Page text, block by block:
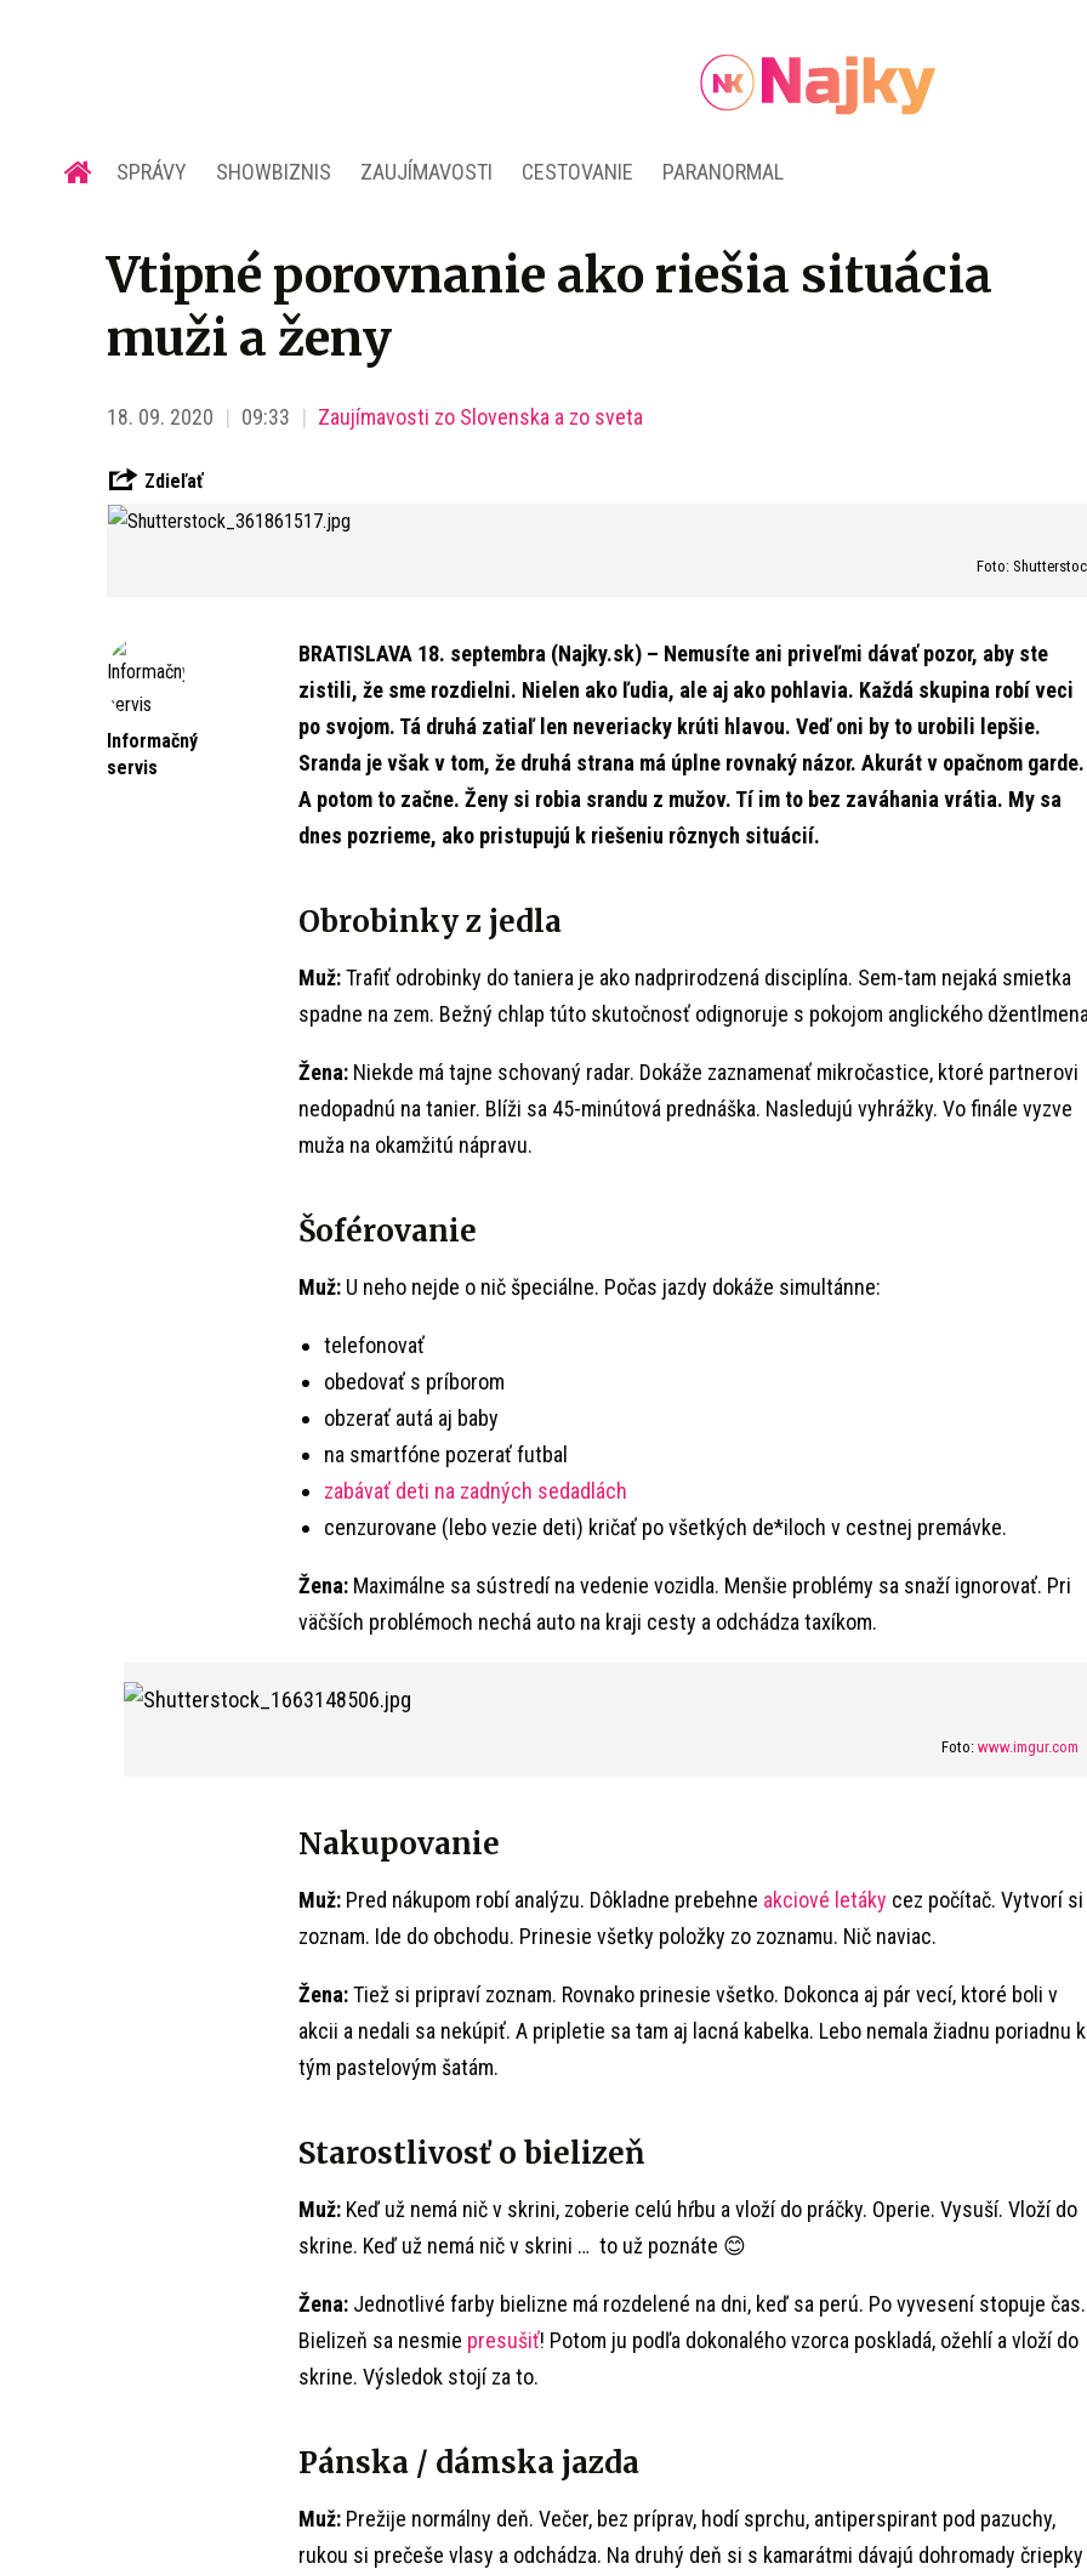
SPRÁVY SHOWBIZNIS ZAUJÍMAVOSTI CESTOVANIE PARANORMAL
Vtipné porovnanie ako riešia situácia
muži a ženy
18. 09. 2020 09:33 Zaujímavosti zo Slovenska a zo sveta
Zdieľať
Foto:
Informačný
servis
BRATISLAVA 18. septembra (Najky.sk) – Nemusíte ani priveľmi dávať pozor, aby ste
zistili, že sme rozdielni. Nielen ako ľudia, ale aj ako pohlavia. Každá skupina robí veci
po svojom. Tá druhá zatiaľ len neveriacky krúti hlavou. Veď oni by to urobili lepšie.
Sranda je však v tom, že druhá strana má úplne rovnaký názor. Akurát v opačnom garde.
A potom to začne. Ženy si robia srandu z mužov. Tí im to bez zaváhania vrátia. My sa
dnes pozrieme, ako pristupujú k riešeniu rôznych situácií.
Obrobinky z jedla
Muž:Trafiť odrobinky do taniera je ako nadprirodzená disciplína. Sem-tam nejaká smietka
spadne na zem. Bežný chlap túto skutočnosť odignoruje s pokojom anglického
Žena: Niekde má tajne schovaný radar. Dokáže zaznamenať mikročastice, ktoré partnerovi
nedopadnú na tanier. Blíži sa 45-minútová prednáška. Nasledujú vyhrážky. Vo finále vyzve
muža na okamžitú nápravu.
Šoférovanie
Muž: U neho nejde o nič špeciálne. Počas jazdy dokáže simultánne:
telefonovať
obedovať s príborom
obzerať autá aj baby
na smartfóne pozerať futbal
zabávať deti na zadných sedadlách
cenzurovane (lebo vezie deti) kričať po všetkých de*iloch v cestnej premávke.
Žena: Maximálne sa sústredí na vedenie vozidla. Menšie problémy sa snaží ignorovať. Pri
väčších problémoch nechá auto na kraji cesty a odchádza taxíkom.
Foto: www.imgur.com
Nakupovanie
Muž: Pred nákupom robí analýzu. Dôkladne prebehne akciové letáky cez počítač. Vytvorí si
zoznam. Ide do obchodu. Prinesie všetky položky zo zoznamu. Nič naviac.
Žena:Tiež si pripraví zoznam. Rovnako prinesie všetko. Dokonca aj pár vecí, ktoré boli v
akcii a nedali sa nekúpiť. A pripletie sa tam aj lacná kabelka. Lebo nemala žiadnu poriadnu k
tým pastelovým šatám.
Starostlivosť o bielizeň
Muž: Keď už nemá nič v skrini, zoberie celú hŕbu a vloží do práčky. Operie. Vysuší. Vloží do
skrine. Keď už nemá nič v skrini … to už poznáte 😊
Žena: Jednotlivé farby bielizne má rozdelené na dni, keď sa perú. Po vyvesení stopuje čas.
Bielizeň sa nesmie presušiť! Potom ju podľa dokonalého vzorca poskladá, ožehlí a vloží do
skrine. Výsledok stojí za to.
Pánska / dámska jazda
Muž: Prežije normálny deň. Večer, bez príprav, hodí sprchu, antiperspirant pod pazuchy,
rukou si prečeše vlasy a odchádza. Na druhý deň si s kamarátmi dávajú dohromady čriepky